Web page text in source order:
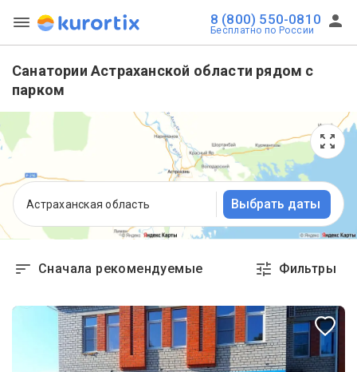
8 (800) 550-0810
Бесплатно по России
Санатории Астраханской области рядом с
парком
Астраханская область Выбрать даты
Сначала рекомендуемые Фильтры